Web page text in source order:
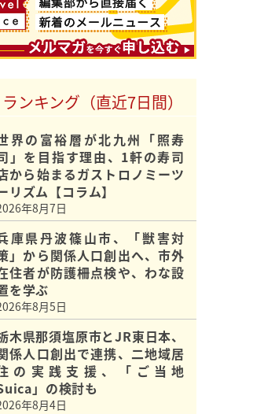
ランキング（直近7日間）
界の富裕層が北九州「照寿
」を目指す理由、1軒の寿司
から始まるガストロノミーツ
リズム【コラム】
年8月7日
庫県丹波篠山市、「獣害対
」から関係人口創出へ、市外
住者が防護柵点検や、わな設
を学ぶ
年8月5日
木県那須塩原市とJR東日本、
係人口創出で連携、二地域居
の実践支援、「ご当地
」の検討も
年8月4日